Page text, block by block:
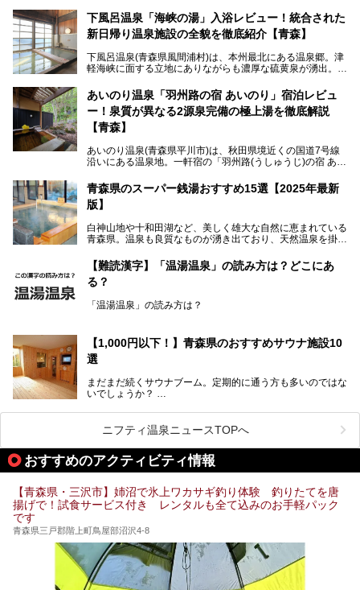
下風呂温泉「海峡の湯」入浴レビュー！統合された
新日帰り温泉施設の全貌を徹底紹介【青森】
下風呂温泉(青森県風間浦村)は、本州最北にある温泉郷。津
軽海峡に面する立地にありながらも濃厚な硫黄泉が湧出。良
泉ファンが訪れる温泉地です。
「海峡の湯」は、以前あった2つの共同浴場を統合し、2020
年12月にオープンした日帰り入浴施設。かつて別々の共同
浴場で使用された2つの源泉を楽しめる点が魅力です。また
無料休憩室や食事処も併設し、地元常連客のみならず観光客
にも利用しやすい施設へ変貌しました。
今回、筆者は実際に海峡の湯へ訪問・入浴し、その魅力を徹
底解説します！
あいのり温泉「羽州路の宿 あいのり」宿泊レビュ
ー！泉質が異なる2源泉完備の極上湯を徹底解説
【青森】
あいのり温泉(青森県平川市)は、秋田県境近くの国道7号線
沿いにある温泉地。一軒宿の「羽州路(うしゅうじ)の宿 あい
(通称:赤湯)と無色透明の単純温泉という2種類の源泉を使用
し、いずれも源泉100％かけ流しで提供している点でしょ
う。
今回筆者は実際に宿泊し、大浴場と露天風呂付き客室を中心
に「羽州路の宿 あいのり」を詳細にご紹介。秋田県側を含
ですが、実はあいのり温泉も決して見逃せない極上湯のひと
つ。その魅力を徹底解説します！
青森県のスーパー銭湯おすすめ15選【2025年最新
版】
白神山地や十和田湖など、美しく雄大な自然に恵まれている
青森県。温泉も良質なものが湧き出ており、天然温泉を掛け
の山並みを眺めながら温泉に浸かり、お食事処でおいしいご
当地グルメを味わうひとときは格別ですね！
今回は、青森県でおすすめのスーパー銭湯を紹介します。
ください。
【難読漢字】「温湯温泉」の読み方は？どこにあ
る？
「温湯温泉」の読み方は？
か？
【1,000円以下！】青森県のおすすめサウナ施設10
選
まだまだ続くサウナブーム。定期的に通う方も多いのではな
いでしょうか？
そこでコスパ抜群！1,000円以下でサウナを楽しめる施設を
紹介します。
格安でも充実の施設でサウナを楽しみませんか？
今回は青森県にある1,000円以下のおすすめサウナ施設を紹
ニフティ温泉ニュースTOPへ
おすすめのアクティビティ情報
【青森県・三沢市】姉沼で氷上ワカサギ釣り体験 釣りたてを唐
揚げで！試食サービス付き レンタルも全て込みのお手軽パック
です
青森県三戸郡階上町鳥屋部沼沢4-8